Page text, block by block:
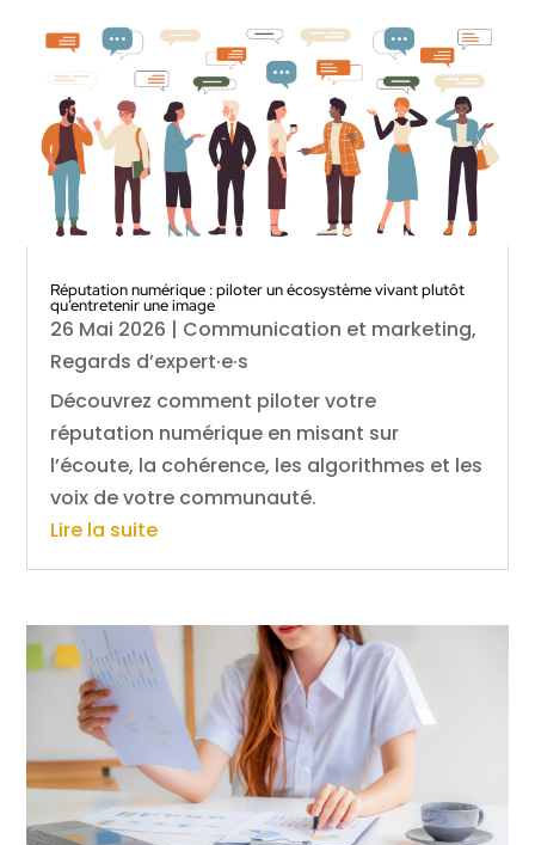
Réputation numérique : piloter un écosystème vivant plutôt
qu’entretenir une image
26 Mai 2026 | Communication et marketing,
Regards d’expert·e·s
Découvrez comment piloter votre
réputation numérique en misant sur
l’écoute, la cohérence, les algorithmes et les
voix de votre communauté.
Lire la suite